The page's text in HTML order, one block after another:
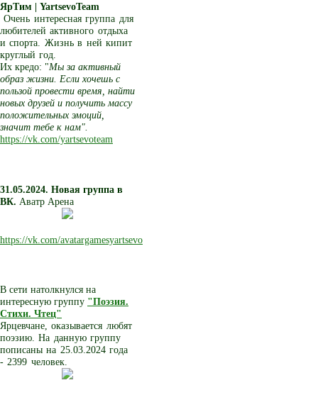
ЯрТим | YartsevoTeam
Очень интересная группа для
любителей активного отдыха
и спорта. Жизнь в ней кипит
круглый год.
Их кредо: "Мы за активный
образ жизни. Если хочешь с
пользой провести время, найти
новых друзей и получить массу
положительных эмоций,
значит тебе к нам".
https://vk.com/yartsevoteam
31.05.2024. Новая группа в
ВК. Аватр Арена
https://vk.com/avatargamesyartsevo
В сети натолкнулся на
интересную группу "Поэзия.
Стихи. Чтец"
Ярцевчане, оказывается любят
поэзию. На данную группу
пописаны на 25.03.2024 года
- 2399 человек.